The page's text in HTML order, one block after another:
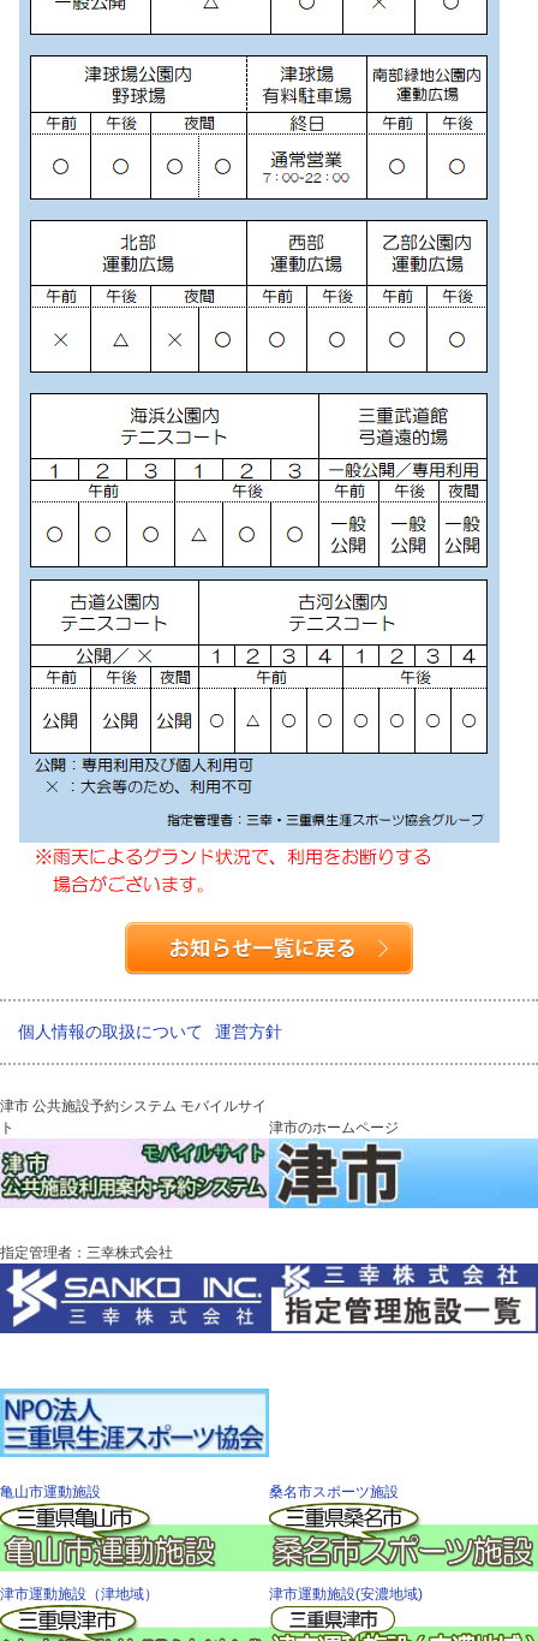
個人情報の取扱について 運営方針
津市 公共施設予約システム モバイルサイ
ト
津市のホームページ
指定管理者：三幸株式会社